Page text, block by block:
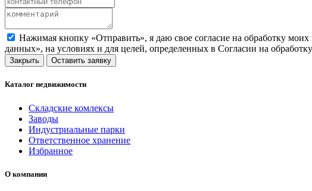
Нажимая кнопку «Отправить», я даю свое согласие на обработку
данных», на условиях и для целей, определенных в Согласии на
Закрыть Оставить заявку
Каталог недвижимости
Складские комлексы
Заводы
Индустриальные парки
Ответственное хранение
Избранное
О компании